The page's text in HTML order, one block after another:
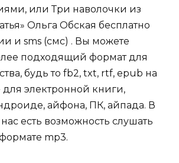
или Три наволочки из
Ольга Обская бесплатно
и sms (смс) . Вы можете
подходящий формат для
будь то fb2, txt, rtf, epub на
для электронной книги,
айфона, ПК, айпада. В
есть возможность слушать
mp3.